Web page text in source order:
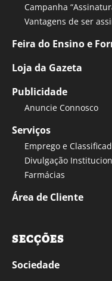
Campanha
Vantagens de ser
Feira do Ensino e
Loja da Gazeta
Publicidade
Anuncie Connosco
Serviços
Emprego e
Divulgação
Farmácias
Área de Cliente
SECÇÕES
Sociedade